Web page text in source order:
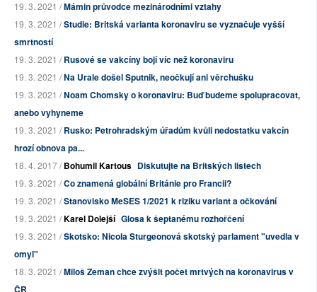
19. 3. 2021 /Mámin průvodce mezinárodními vztahy
19. 3. 2021 /Studie: Britská varianta koronaviru se vyznačuje vyšší
smrtností
19. 3. 2021 /Rusové se vakcíny bojí víc než koronaviru
19. 3. 2021 /Na Urale došel Sputnik, neočkují ani věrchušku
19. 3. 2021 /Noam Chomsky o koronaviru: Buď budeme spolupracovat,
anebo vyhyneme
19. 3. 2021 /Rusko: Petrohradským úřadům kvůli nedostatku vakcín
hrozí obnova pa...
18. 4. 2017 /Bohumil Kartous Diskutujte na Britských listech
19. 3. 2021 /Co znamená globální Británie pro Francii?
19. 3. 2021 /Stanovisko MeSES 1/2021 k riziku variant a očkování
19. 3. 2021 /Karel Dolejší Glosa k šeptanému rozhořčení
19. 3. 2021 /Skotsko: Nicola Sturgeonová skotský parlament "uvedla v
omyl"
18. 3. 2021 /Miloš Zeman chce zvýšit počet mrtvých na koronavirus v
ČR